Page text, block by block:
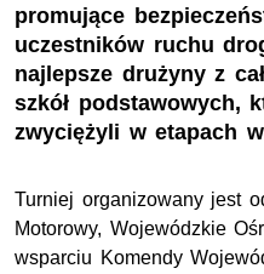
promujące
uczestników ruchu
najlepsze drużyny z
szkół podstawowych,
zwyciężyli w etapach
Turniej organizowany jest
Motorowy, Wojewódzkie
wsparciu Komendy